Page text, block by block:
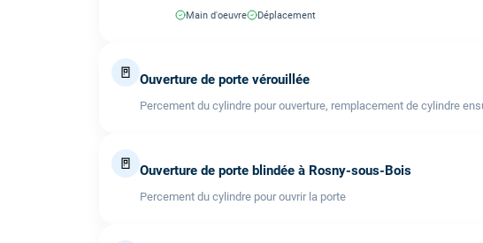
Main d'oeuvre Déplacement
🚪 Ouverture de porte vérouillée
Percement du cylindre pour ouverture, remplacement de cylindre
🚪 Ouverture de porte blindée à Rosny-sous-Bois
Percement du cylindre pour ouvrir la porte